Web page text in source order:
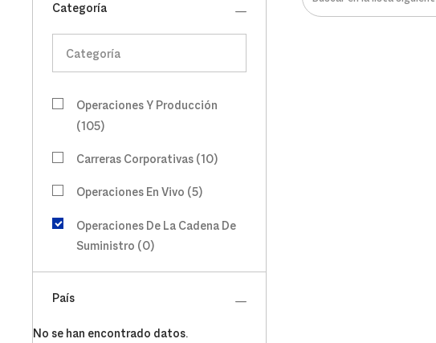
Categoría
CategoríaOperaciones Y Producción
(105)Empleos
Carreras Corporativas (10)
Operaciones En Vivo (5)
Operaciones De La Cadena De
Suministro (0)
País
No se han encontrado datos.